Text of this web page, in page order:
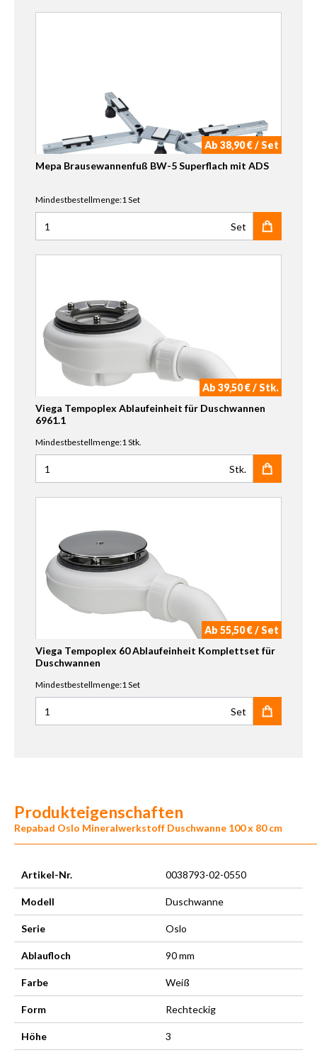
Ab 38,90 € / Set
Mepa Brausewannenfuß BW-5 Superflach mit ADS
Mindestbestellmenge:1 Set
Anzahl für Mepa Brausewannenfuß BW-5 Superflach mit
Set
Ab 39,50 € / Stk.
Viega Tempoplex Ablaufeinheit für Duschwannen
6961.1
Mindestbestellmenge:1 Stk.
Anzahl für Viega Tempoplex Ablaufeinheit für
Stk.
Ab 55,50 € / Set
Viega Tempoplex 60 Ablaufeinheit Komplettset für
Duschwannen
Mindestbestellmenge:1 Set
Anzahl für Viega Tempoplex 60 Ablaufeinheit
Set
Produkteigenschaften
Repabad Oslo Mineralwerkstoff Duschwanne 100 x 80 cm
Artikel-Nr. 0038793-02-0550
Modell Duschwanne
Serie Oslo
Ablaufloch 90 mm
Farbe Weiß
Form Rechteckig
Höhe 3